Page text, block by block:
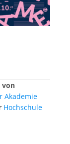
von
Akademie
Hochschule